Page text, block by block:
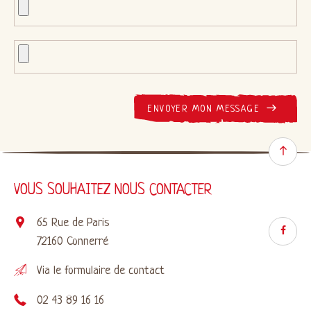
ENVOYER MON MESSAGE
VOUS SOUHAITEZ NOUS CONTACTER
65 Rue de Paris
72160 Connerré
Via le formulaire de contact
02 43 89 16 16